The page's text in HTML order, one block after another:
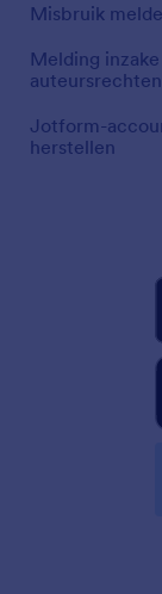
Misbruik
Melding inzake
auteursrechten
Jotform-
herstellen